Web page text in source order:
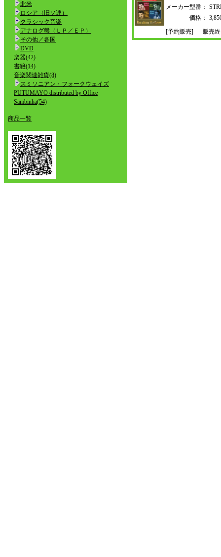
北米
ロシア（旧ソ連）
クラシック音楽
アナログ盤（ＬＰ／ＥＰ）
その他／各国
DVD
楽器(42)
書籍(14)
音楽関連雑貨(8)
スミソニアン・フォークウェイズ
PUTUMAYO distributed by Office
Sambinha(54)
商品一覧
メーカー型番：
価格：
[予約販売]
販売